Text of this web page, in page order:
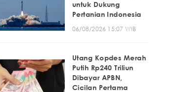
untuk Dukung
Pertanian Indonesia
06/08/2026 15:07 WIB
Utang Kopdes Merah
Putih Rp240 Triliun
Dibayar APBN,
Cicilan Pertama